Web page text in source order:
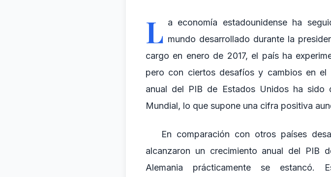
L a economía estadounidense ha
mundo desarrollado durante la
cargo en enero de 2017, el país ha
pero con ciertos desafíos y cambios en el
anual del PIB de Estados Unidos ha
Mundial, lo que supone una cifra positiva
En comparación con otros países
alcanzaron un crecimiento anual del PIB
Alemania prácticamente se estancó.